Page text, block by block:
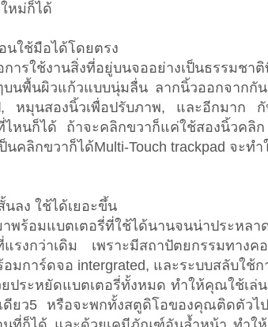
หม่ก็ได้
นใช้มือได้โดยตรง
การใช้งานสิ่งที่อยู่บนจออย่างเป็นธรรมช
บนพื้นผิวแก้วแบบนุ่มลื่น ลากนิ้วออกจากกัน
, หมุนสองนิ้วเพื่อปรับภาพ, และอีกมาก กั
หนก็ได้ ถ้าจะคลิกขวาก็แค่ใช้สองนิ้วคลิ
นคลิกขวาก็ได้Multi-Touch trackpad จะท
ลง ใช้ได้เยอะขึ้น
อมแบตเตอรี่ที่ใช้ได้นานจนน่าประหล
แรงกว่าเดิม เพราะมีสถาปัตยกรรมทางค
มการ์ดจอ intergrated, และระบบสลับใช้
ระหยัดแบตเตอรี่ทั้งหมด ทำให้คุณใช้เล่น
ดียว5 หรือจะพกทั้งสตูดิโอของคุณติดตัวไ